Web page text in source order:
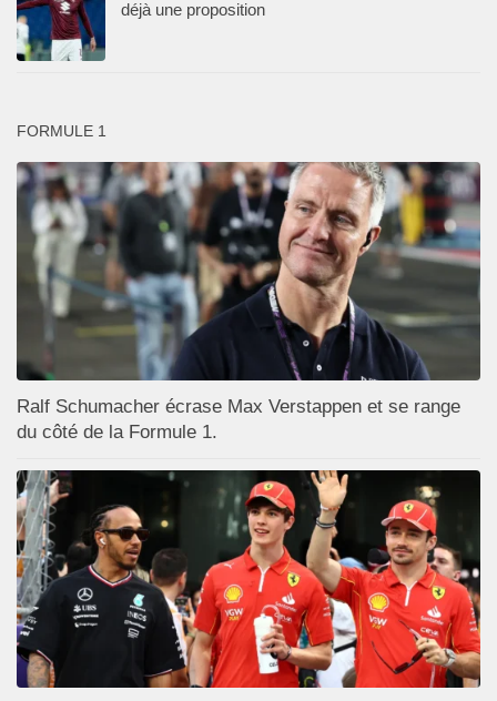
déjà une proposition
FORMULE 1
Ralf Schumacher écrase Max Verstappen et se range
du côté de la Formule 1.